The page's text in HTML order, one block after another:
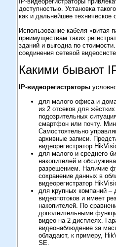
доступностью. Установка
как и дальнейшее техническое
Использование кабеля «витая
преимуществам таких
зданий и выгодна по
соединения сетевой
Какими бывают
IP-видеорегистраторы
для малого офиса и
из 2 отсеков для
подозрительных
смартфон или почту.
Самостоятельно
архивные записи.
видеорегистратор
для малого и среднего
накопителей и
разрешением. Наличие
сохранение данных в
видеорегистратор
для крупных компаний –
видеопотоков и имеет
накопителей. По
дополнительными
видео на 2 дисплеях.
видеонаблюдение за
обладают, к примеру,
SE.